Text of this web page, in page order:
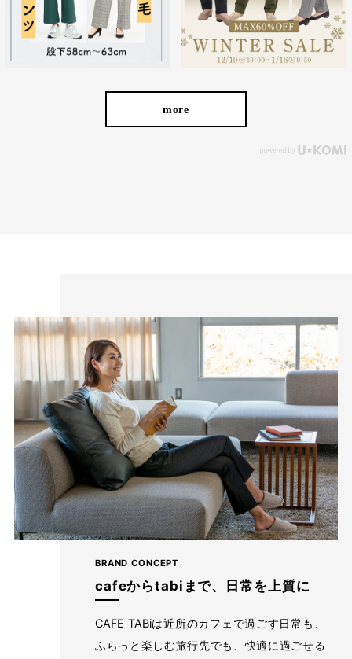
ニットと合わせてきれいめに、パーカーと合わせてカジュアルに
と様々な着こなしが楽しめます。
more
BRAND CONCEPT
cafeからtabiまで、日常を上質に
CAFE TABiは近所のカフェで過ごす日常も、
ふらっと楽しむ旅行先でも、快適に過ごせる